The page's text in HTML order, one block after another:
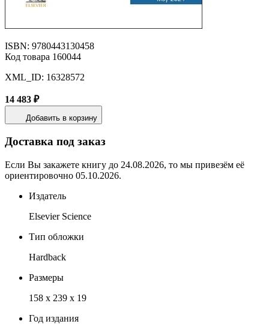
ISBN: 9780443130458
Код товара 160044
XML_ID: 16328572
14 483 ₽
Добавить в корзину
Доставка под заказ
Если Вы закажете книгу до 24.08.2026, то мы привезём её
ориентировочно 05.10.2026.
Издатель
Elsevier Science
Тип обложки
Hardback
Размеры
158 x 239 x 19
Год издания